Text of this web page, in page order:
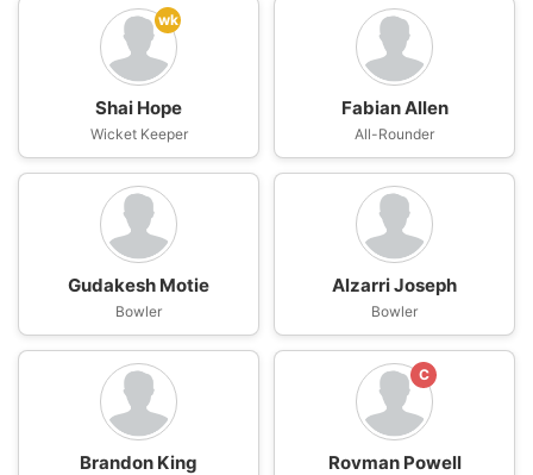
wk
Shai Hope
Wicket Keeper
Fabian Allen
All-Rounder
Gudakesh Motie
Bowler
Alzarri Joseph
Bowler
Brandon King
C
Rovman Powell